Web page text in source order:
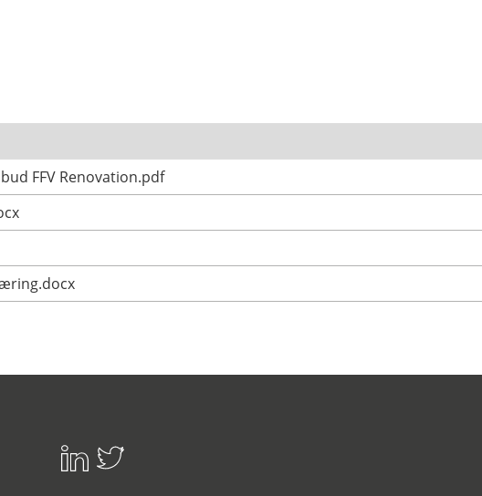
FFV Renovation.pdf